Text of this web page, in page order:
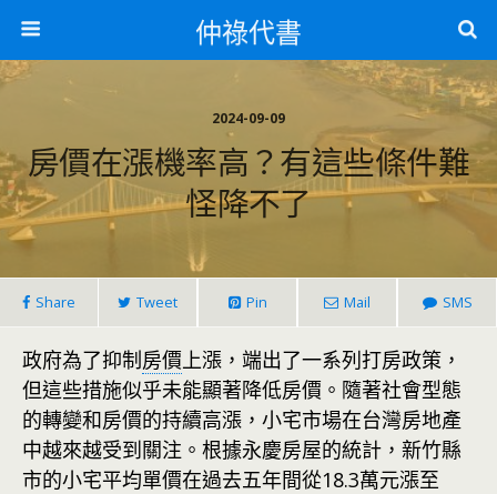
仲祿代書
2024-09-09
房價在漲機率高？有這些條件難
怪降不了
Share Tweet Pin Mail SMS
政府為了抑制房價上漲，端出了一系列打房政策，
但這些措施似乎未能顯著降低房價。隨著社會型態
的轉變和房價的持續高漲，小宅市場在台灣房地產
中越來越受到關注。根據永慶房屋的統計，新竹縣
市的小宅平均單價在過去五年間從18.3萬元漲至